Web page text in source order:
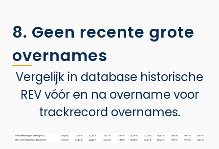
8. Geen recente grote
overnames
Vergelijk in database historische
REV vóór en na overname voor
trackrecord overnames.